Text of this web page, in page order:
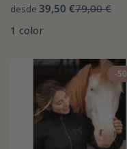
desde 39,50 €79,00 €
1 color
-